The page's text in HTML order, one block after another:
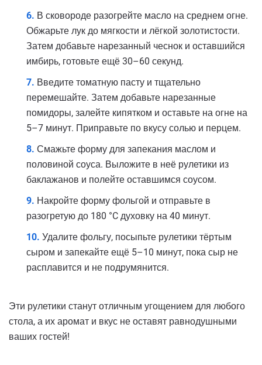
В сковороде разогрейте масло на среднем огне.
Обжарьте лук до мягкости и лёгкой золотистости.
Затем добавьте нарезанный чеснок и оставшийся
имбирь, готовьте ещё 30–60 секунд.
Введите томатную пасту и тщательно
перемешайте. Затем добавьте нарезанные
помидоры, залейте кипятком и оставьте на огне на
5–7 минут. Приправьте по вкусу солью и перцем.
Смажьте форму для запекания маслом и
половиной соуса. Выложите в неё рулетики из
баклажанов и полейте оставшимся соусом.
Накройте форму фольгой и отправьте в
разогретую до 180 °C духовку на 40 минут.
Удалите фольгу, посыпьте рулетики тёртым
сыром и запекайте ещё 5–10 минут, пока сыр не
расплавится и не подрумянится.
Эти рулетики станут отличным угощением для любого
стола, а их аромат и вкус не оставят равнодушными
ваших гостей!